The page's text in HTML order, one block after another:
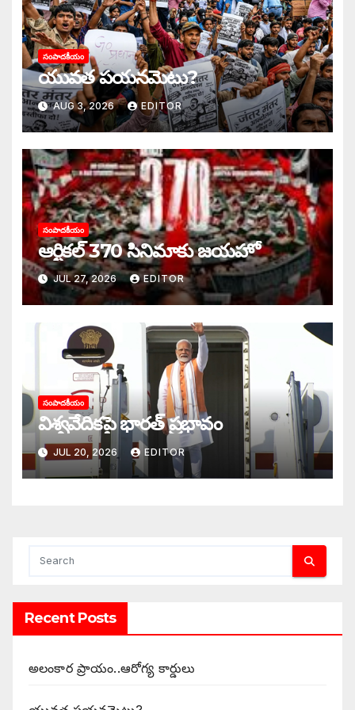
సంపాదకీయం
యువత పయనమెటు?
AUG 3, 2026 EDITOR
సంపాదకీయం
ఆర్టికల్‌ 370 ‌సినిమాకు జయహో
JUL 27, 2026 EDITOR
సంపాదకీయం
విశ్వవేదికపై భారత్ ప్రభావం
JUL 20, 2026 EDITOR
Recent Posts
అలంకార ప్రాయం..ఆరోగ్య కార్డులు